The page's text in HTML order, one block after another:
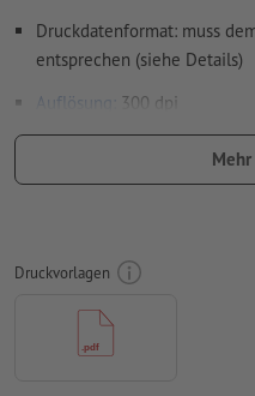
Druckdatenformat: muss
entsprechen (siehe Details)
Auflösung:
300 dpi
Schriftenmüssen
Farbmodus:CMYK,
ungestrichene Papiere
Rechtschreib- und Satzfehler
Druckvorlagen